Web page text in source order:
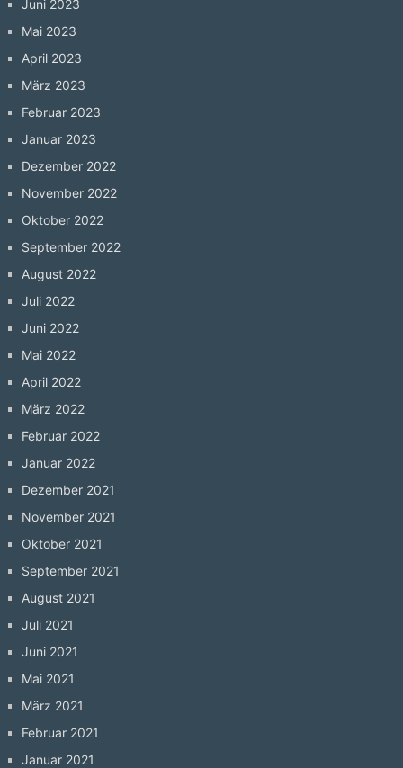
Juni 2023
Mai 2023
April 2023
März 2023
Februar 2023
Januar 2023
Dezember 2022
November 2022
Oktober 2022
September 2022
August 2022
Juli 2022
Juni 2022
Mai 2022
April 2022
März 2022
Februar 2022
Januar 2022
Dezember 2021
November 2021
Oktober 2021
September 2021
August 2021
Juli 2021
Juni 2021
Mai 2021
März 2021
Februar 2021
Januar 2021